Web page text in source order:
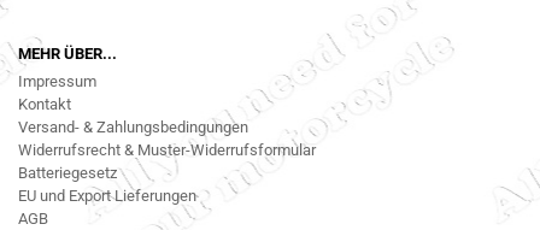
MEHR ÜBER...
Impressum
Kontakt
Versand- & Zahlungsbedingungen
Widerrufsrecht & Muster-Widerrufsformular
Batteriegesetz
EU und Export Lieferungen
AGB